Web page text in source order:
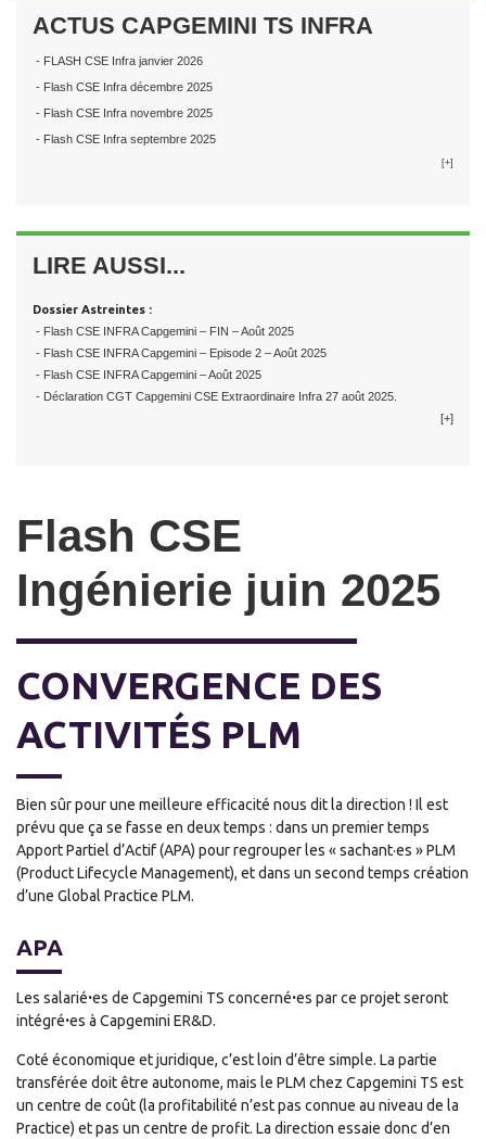
ACTUS CAPGEMINI TS INFRA
- FLASH CSE Infra janvier 2026
- Flash CSE Infra décembre 2025
- Flash CSE Infra novembre 2025
- Flash CSE Infra septembre 2025
[+]
LIRE AUSSI...
Dossier Astreintes :
- Flash CSE INFRA Capgemini – FIN – Août 2025
- Flash CSE INFRA Capgemini – Episode 2 – Août 2025
- Flash CSE INFRA Capgemini – Août 2025
- Déclaration CGT Capgemini CSE Extraordinaire Infra 27 août 2025.
[+]
Flash CSE
Ingénierie juin 2025
CONVERGENCE DES
ACTIVITÉS PLM
Bien sûr pour une meilleure efficacité nous dit la direction ! Il est
prévu que ça se fasse en deux temps : dans un premier temps
Apport Partiel d’Actif (APA) pour regrouper les « sachant·es » PLM
(Product Lifecycle Management), et dans un second temps création
d’une Global Practice PLM.
APA
Les salariéꞏes de Capgemini TS concernéꞏes par ce projet seront
intégréꞏes à Capgemini ER&D.
Coté économique et juridique, c’est loin d’être simple. La partie
transférée doit être autonome, mais le PLM chez Capgemini TS est
un centre de coût (la profitabilité n’est pas connue au niveau de la
Practice) et pas un centre de profit. La direction essaie donc d’en